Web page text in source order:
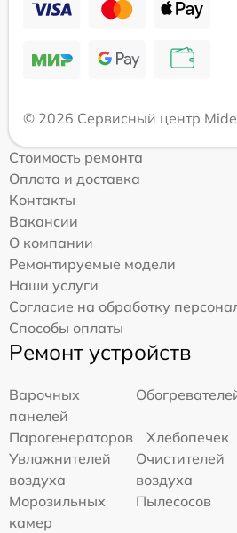
© 2026 Сервисный центр
Стоимость ремонта
Оплата и доставка
Контакты
Вакансии
О компании
Ремонтируемые модели
Наши услуги
Согласие на обработку
Способы оплаты
Ремонт устройств
Варочных
панелей
Парогенераторов
Хлебопечек
Увлажнителей
воздуха
Очистителей
воздуха
Морозильных
камер
Пылесосов